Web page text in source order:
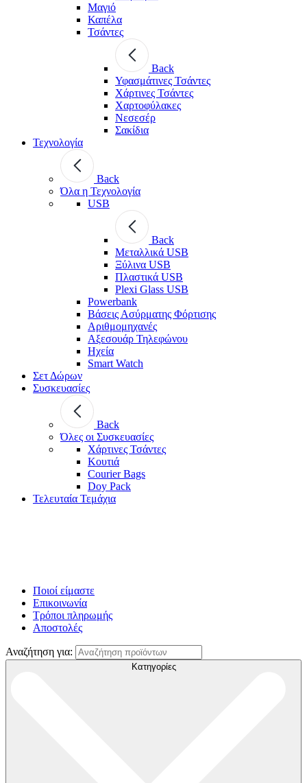
Μαγιό
Καπέλα
Τσάντες
Back
Υφασμάτινες Τσάντες
Χάρτινες Τσάντες
Χαρτοφύλακες
Νεσεσέρ
Σακίδια
Τεχνολογία
Back
Όλα η Τεχνολογία
USB
Back
Μεταλλικά USB
Ξύλινα USB
Πλαστικά USB
Plexi Glass USB
Powerbank
Βάσεις Ασύρματης Φόρτισης
Αριθμομηχανές
Αξεσουάρ Τηλεφώνου
Ηχεία
Smart Watch
Σετ Δώρων
Συσκευασίες
Back
Όλες οι Συσκευασίες
Χάρτινες Τσάντες
Κουτιά
Courier Bags
Doy Pack
Τελευταία Τεμάχια
Ποιοί είμαστε
Επικοινωνία
Τρόποι πληρωμής
Αποστολές
Αναζήτηση για:
Κατηγορίες